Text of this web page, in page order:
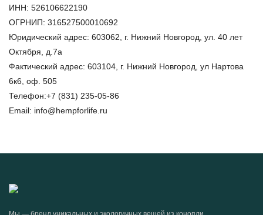
ИНН: 526106622190
ОГРНИП: 316527500010692
Юридический адрес: 603062, г. Нижний Новгород, ул. 40 лет
Октября, д.7а
Фактический адрес: 603104, г. Нижний Новгород, ул Нартова
6к6, оф. 505
Телефон:+7 (831) 235-05-86
Email: info@hempforlife.ru